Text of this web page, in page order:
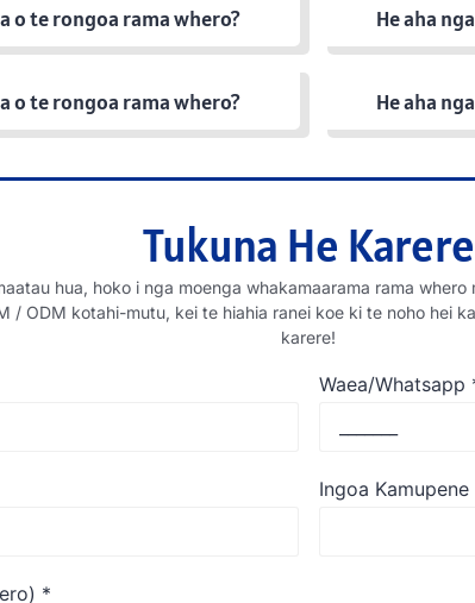
o te rongoa rama whero? He aha
o te rongoa rama whero? He aha
Tukuna He Karere
hua, hoko i nga moenga whakamaarama rama
/ ODM kotahi-mutu, kei te hiahia ranei koe ki te noho hei
karere!
Waea/Whatsapp
Ingoa Kamupene
*